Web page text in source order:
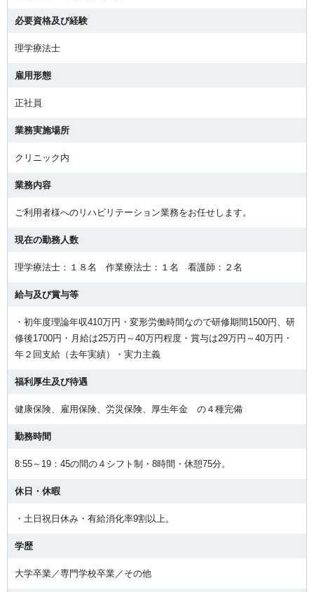
必要資格及び経験
理学療法士
雇用形態
正社員
業務実施場所
クリニック内
業務内容
ご利用者様へのリハビリテーション業務をお任せします。
現在の勤務人数
理学療法士：１８名 作業療法士：１名 看護師：２名
給与及び賞与等
・初年度理論年収410万円・変形労働時間なので研修期間1500円、研
修後1700円・月給は25万円～40万円程度・賞与は29万円～40万円・
年２回支給（去年実績）・実力主義
福利厚生及び待遇
健康保険、雇用保険、労災保険、厚生年金 の４種完備
勤務時間
8:55～19：45の間の４シフト制・8時間・休憩75分。
休日・休暇
・土日祝日休み・有給消化率9割以上。
学歴
大学卒業／専門学校卒業／その他